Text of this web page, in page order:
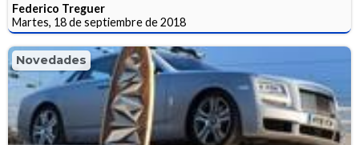
Federico Treguer
Martes, 18 de septiembre de 2018
Novedades